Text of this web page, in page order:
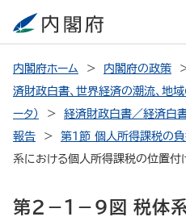
内閣府ホーム 内閣府の政策
済財政白書、世界経済の潮流、地域
ータ）
経済財政白書／経済白
報告
第１節 個人所得課税の
系における個人所得課税の位置付
第２－１－９図 税体